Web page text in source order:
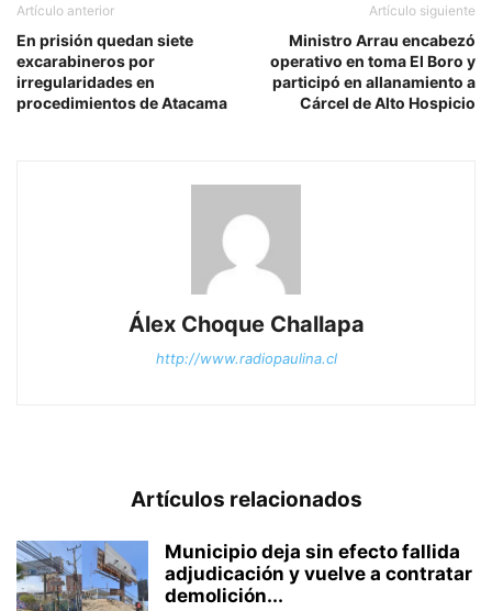
Artículo anterior
En prisión quedan siete
excarabineros por
irregularidades en
procedimientos de Atacama
Artículo siguiente
Ministro Arrau encabezó
operativo en toma El Boro y
participó en allanamiento a
Cárcel de Alto Hospicio
Álex Choque Challapa
http://www.radiopaulina.cl
Artículos relacionados
Municipio deja sin efecto fallida
adjudicación y vuelve a contratar
demolición...